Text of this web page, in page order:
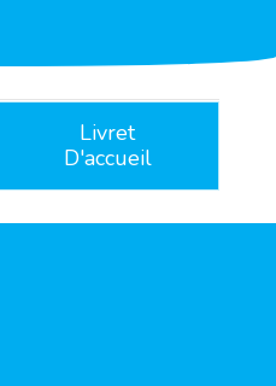
Livret
D'accueil